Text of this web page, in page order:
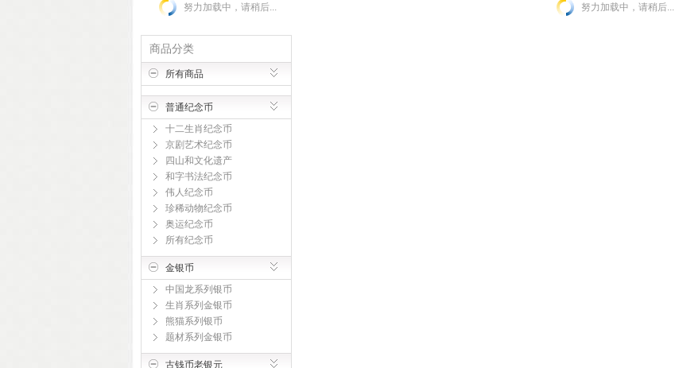
努力加载中，请稍后...
商品分类
所有商品
普通纪念币
十二生肖纪念币
京剧艺术纪念币
四山和文化遗产
和字书法纪念币
伟人纪念币
珍稀动物纪念币
奥运纪念币
所有纪念币
金银币
中国龙系列银币
生肖系列金银币
熊猫系列银币
题材系列金银币
古钱币老银元
努力加载中，请稍后...